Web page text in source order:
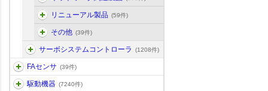
リニューアル製品 (59件)
その他 (39件)
サーボシステムコントローラ (1208件)
FAセンサ (39件)
駆動機器 (7240件)